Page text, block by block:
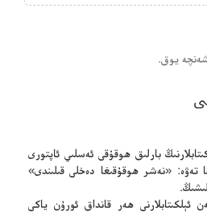
يوق.
بارلىق ھوقۇقى ئەسلىي ئاپتورى
تەۋە: «نەشر ھوقۇقىغا دەخلى قىلىندى»
ئېلكىتابلارنى ھەر قانداق ئورۇن ياكى